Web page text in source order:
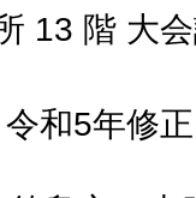
13 階 大
和5年修